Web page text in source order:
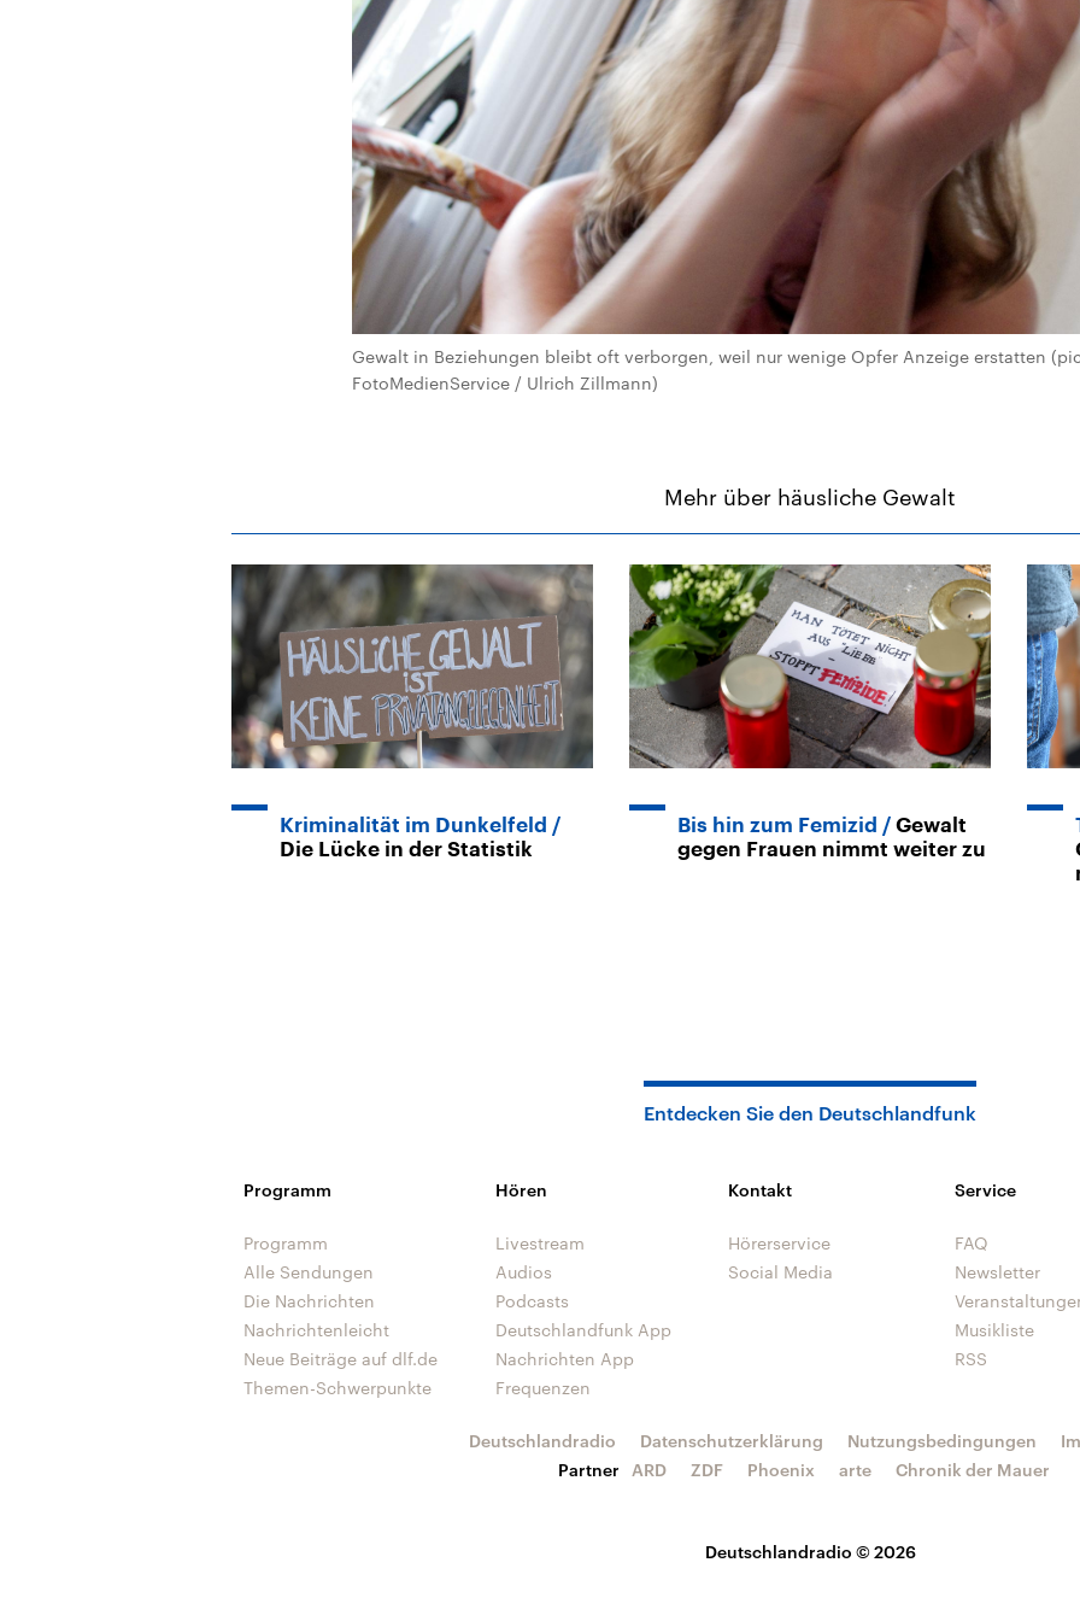
Gewalt in Beziehungen bleibt oft verborgen, weil nur wenige Opfer Anzeige erstatten
FotoMedienService / Ulrich Zillmann)
Mehr über häusliche Gewalt
Kriminalität im Dunkelfeld
Die Lücke in der Statistik
Bis hin zum Femizid
Gewalt
gegen Frauen nimmt weiter zu
Entdecken Sie den Deutschlandfunk
Programm
Programm
Alle Sendungen
Die Nachrichten
Nachrichtenleicht
Neue Beiträge auf dlf.de
Themen-Schwerpunkte
Hören
Livestream
Audios
Podcasts
Deutschlandfunk App
Nachrichten App
Frequenzen
Kontakt
Hörerservice
Social Media
Service
FAQ
Newsletter
Musikliste
RSS
Deutschlandradio © 2026
Deutschlandradio Datenschutzerklärung Nutzungsbedingungen
Partner
ARD ZDF Phoenix arte Chronik der Mauer